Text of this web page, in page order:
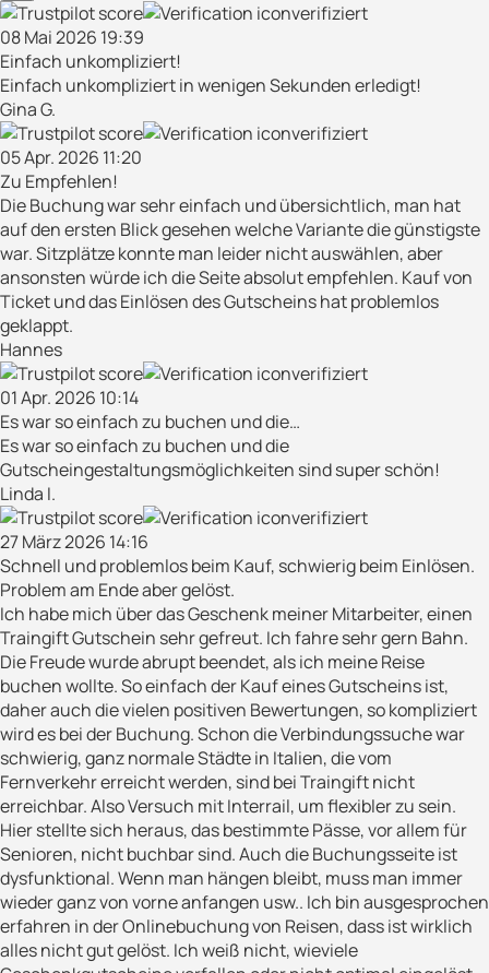
verifiziert
08 Mai 2026 19:39
Einfach unkompliziert!
Einfach unkompliziert in wenigen Sekunden erledigt!
Gina G.
verifiziert
05 Apr. 2026 11:20
Zu Empfehlen!
Die Buchung war sehr einfach und übersichtlich, man hat
auf den ersten Blick gesehen welche Variante die günstigste
war. Sitzplätze konnte man leider nicht auswählen, aber
ansonsten würde ich die Seite absolut empfehlen. Kauf von
Ticket und das Einlösen des Gutscheins hat problemlos
geklappt.
Hannes
verifiziert
01 Apr. 2026 10:14
Es war so einfach zu buchen und die…
Es war so einfach zu buchen und die
Gutscheingestaltungsmöglichkeiten sind super schön!
Linda I.
verifiziert
27 März 2026 14:16
Schnell und problemlos beim Kauf, schwierig beim Einlösen.
Problem am Ende aber gelöst.
Ich habe mich über das Geschenk meiner Mitarbeiter, einen
Traingift Gutschein sehr gefreut. Ich fahre sehr gern Bahn.
Die Freude wurde abrupt beendet, als ich meine Reise
buchen wollte. So einfach der Kauf eines Gutscheins ist,
daher auch die vielen positiven Bewertungen, so kompliziert
wird es bei der Buchung. Schon die Verbindungssuche war
schwierig, ganz normale Städte in Italien, die vom
Fernverkehr erreicht werden, sind bei Traingift nicht
erreichbar. Also Versuch mit Interrail, um flexibler zu sein.
Hier stellte sich heraus, das bestimmte Pässe, vor allem für
Senioren, nicht buchbar sind. Auch die Buchungsseite ist
dysfunktional. Wenn man hängen bleibt, muss man immer
wieder ganz von vorne anfangen usw.. Ich bin ausgesprochen
erfahren in der Onlinebuchung von Reisen, dass ist wirklich
alles nicht gut gelöst. Ich weiß nicht, wieviele